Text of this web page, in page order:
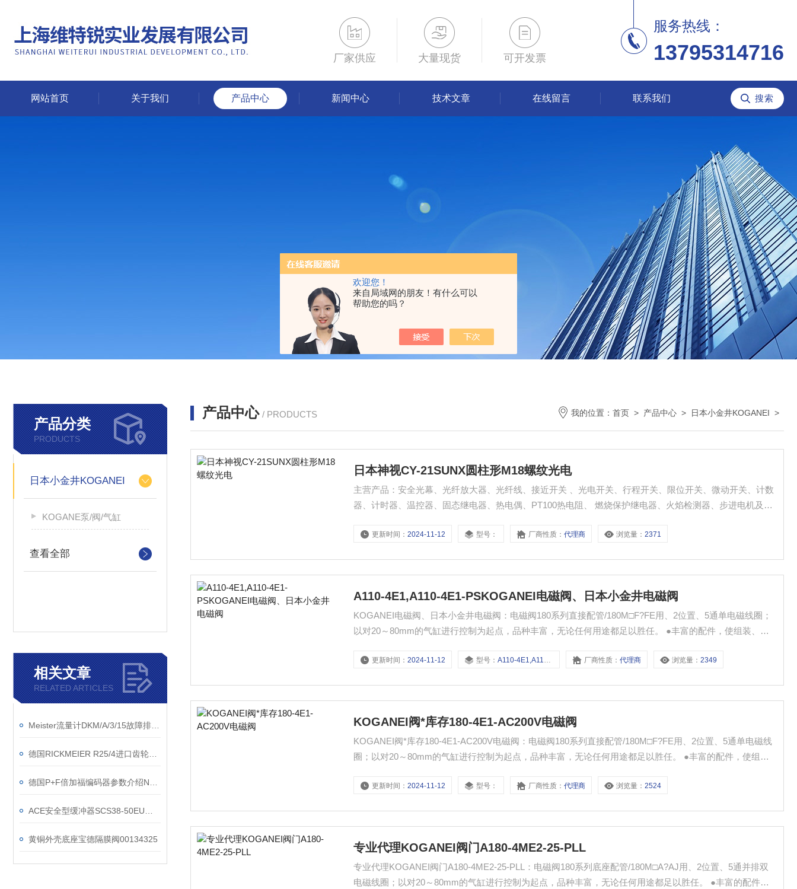
欢迎您！
来自局域网的朋友！有什么可以
帮助您的吗？
厂家供应 大量现货 可开发票
服务热线：
13795314716
网站首页 关于我们 产品中心 新闻中心 技术文章 在线留言 联系我们
产品分类
PRODUCTS
日本小金井KOGANEI
KOGANE泵/阀/气缸
查看全部
相关文章
RELATED ARTICLES
黄铜外壳底座宝德隔膜阀00134325
产品中心 / PRODUCTS 我的位置： 首页 > 产品中心 > 日本小金井KOGANEI >
日本神视CY-21SUNX圆柱形M18螺纹光电
主营产品：安全光幕、光纤放大器、光纤线、接近开关 、光电开关、行程开关、限位开关、微动开关、计数
器、计时器、温控器、固态继电器、热电偶、PT100热电阻、 燃烧保护继电器、火焰检测器、步进电机及驱
更新时间：2024-11-12 型号： 厂商性质：代理商 浏览量：2371
A110-4E1,A110-4E1-PSKOGANEI电磁阀、日本小金井电磁阀
KOGANEI电磁阀、日本小金井电磁阀：电磁阀180系列直接配管/180M□F?FE用、2位置、5通单电磁线圈；
以对20～80mm的气缸进行控制为起点，品种丰富，无论任何用途都足以胜任。 ●丰富的配件，使组装、维
更新时间：2024-11-12 型号：A110-4E1,A110-4E1-PS 厂商性质：代理商 浏览量：2349
KOGANEI阀*库存180-4E1-AC200V电磁阀
KOGANEI阀*库存180-4E1-AC200V电磁阀：电磁阀180系列直接配管/180M□F?FE用、2位置、5通单电磁线
圈；以对20～80mm的气缸进行控制为起点，品种丰富，无论任何用途都足以胜任。 ●丰富的配件，使组
更新时间：2024-11-12 型号： 厂商性质：代理商 浏览量：2524
专业代理KOGANEI阀门A180-4ME2-25-PLL
专业代理KOGANEI阀门A180-4ME2-25-PLL：电磁阀180系列底座配管/180M□A?AJ用、2位置、5通并排双
电磁线圈；以对20～80mm的气缸进行控制为起点，品种丰富，无论任何用途都足以胜任。 ●丰富的配件，